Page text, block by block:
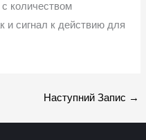
количеством
и сигнал к действию для
Наступний Запис →